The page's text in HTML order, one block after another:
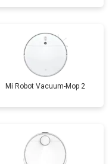
Mi Robot Vacuum-Mop 2